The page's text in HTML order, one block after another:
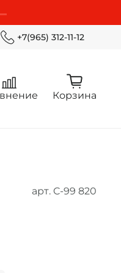
+7(965) 312-11-12
Корзина
арт. C-99 820